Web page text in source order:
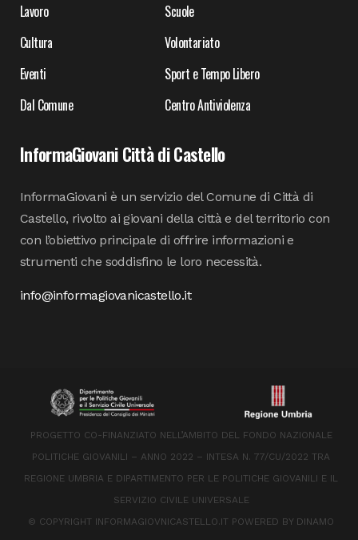
Lavoro
Scuole
Cultura
Volontariato
Eventi
Sport e Tempo Libero
Dal Comune
Centro Antiviolenza
InformaGiovani Città di Castello
InformaGiovani è un servizio del Comune di Città di
Castello, rivolto ai giovani della città e del territorio con
con l’obiettivo principale di offrire informazioni e
strumenti che soddisfino le loro necessità.
info@informagiovanicastello.it
PROGETTO CO-FINANZIATO NELL’AMBITO DEL FONDO NAZIONALE
POLITICHE GIOVANILI – ANNO 2022 – INTESA N. 77/CU/2022 TRA
REGIONE UMBRIA E DIPARTIMENTO PER LE POLITICHE GIOVANILI E IL
SERVIZIO CIVILE UNIVERSALE
© COPYRIGHT INFORMAGIOVNICASTELLO.IT POWERED BY DINAMO